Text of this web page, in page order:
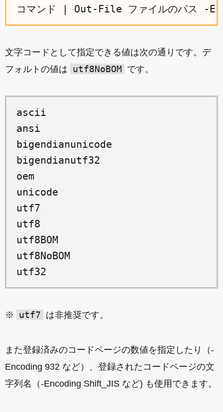
文字コードとして指定できる値は次の通りです。デ
フォルトの値は utf8NoBOM です。
ascii
ansi
bigendianunicode
bigendianutf32
oem
unicode
utf7
utf8
utf8BOM
utf8NoBOM
※ utf7 は非推奨です。
また登録済みのコードページの数値を指定したり（-
Encoding 932 など）、登録されたコードページの文
字列名（-Encoding Shift_JIS など) も使用できます。